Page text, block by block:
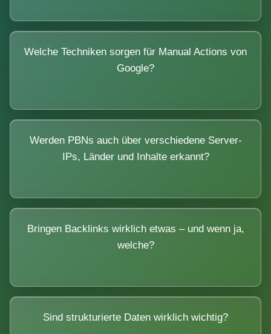
Welche Techniken sorgen für Manual Actions von
Google?
Werden PBNs auch über verschiedene Server-
IPs, Länder und Inhalte erkannt?
Bringen Backlinks wirklich etwas – und wenn ja,
welche?
Sind strukturierte Daten wirklich wichtig?